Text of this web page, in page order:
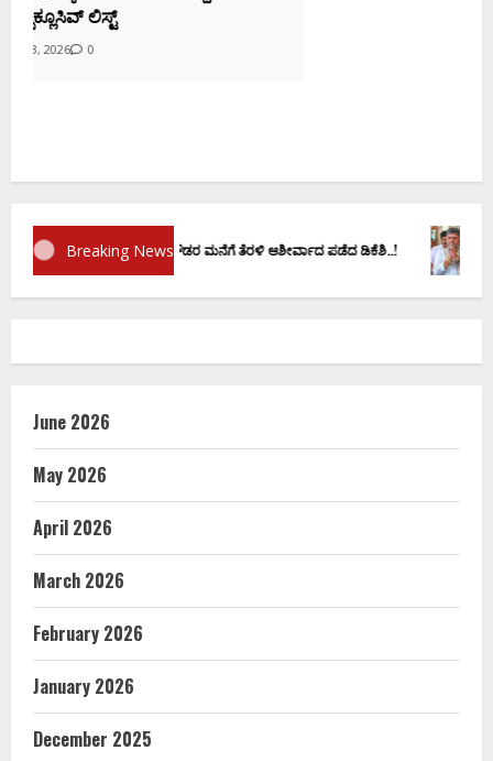
Breaking News
ವಚನಕ್ಕೂ ಮುನ್ನ ದೊಡ್ಡಗೌಡರ ಮನೆಗೆ ತೆರಳಿ ಆಶೀರ್ವಾದ ಪಡೆದ ಡಿಕೆಶಿ..! ಡಿ.ಕೆ
June 2026
May 2026
April 2026
March 2026
February 2026
January 2026
December 2025